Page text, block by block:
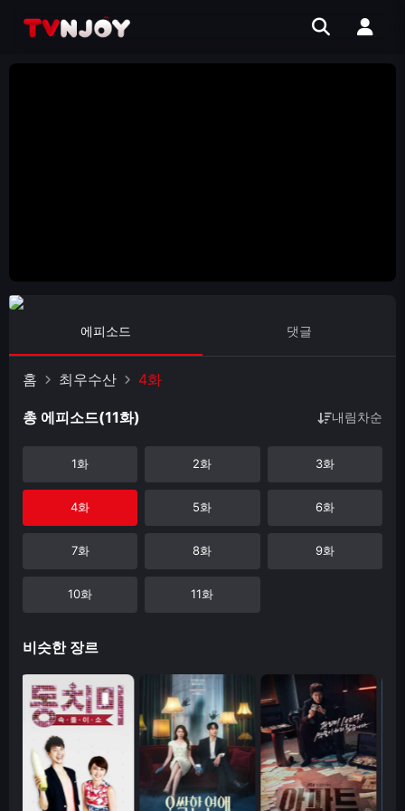
에피소드 댓글
홈 최우수산 4화
총 에피소드(11화) 내림차순
1화 2화 3화
4화 5화 6화
7화 8화 9화
10화 11화
비슷한 장르